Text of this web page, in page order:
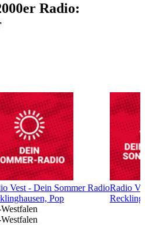
Radio:
Vest - Dein Sommer Radio
Pop
Radio